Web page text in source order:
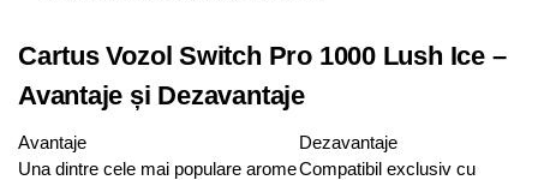
Cartus Vozol Switch Pro 1000 Lush Ice –
Avantaje și Dezavantaje
Avantaje
Dezavantaje
Una dintre cele mai populare aromeCompatibil exclusiv cu